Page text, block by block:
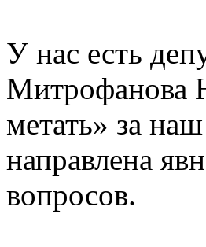
У нас есть
Митрофанова
метать» за
направлена
вопросов.